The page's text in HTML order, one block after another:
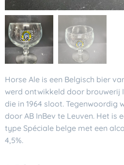
Horse Ale is een Belgisch bier
werd ontwikkeld door brouwerij
die in 1964 sloot. Tegenwoordig
door AB InBev te Leuven. Het is
type Spéciale belge met een
4,5%.